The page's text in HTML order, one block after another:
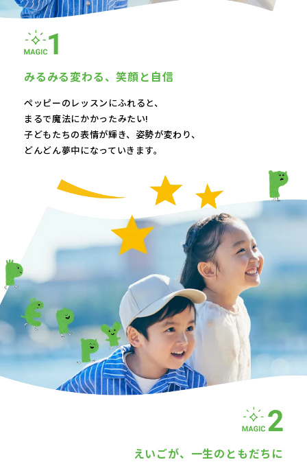
みるみる変わる、笑顔と自信
ペッピーのレッスンにふれると、
まるで魔法にかかったみたい!
子どもたちの表情が輝き、 姿勢が変わり、
どんどん夢中になっていきます。
えいごが、 一生のともだちに